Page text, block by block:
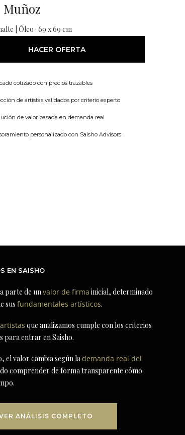
Muñoz
| Óleo · 69 x 69 cm
HACER OFERTA
cotizado con precios trazables
de artistas validados por criterio experto
de valor basada en demanda real
personalizado con Saisho Advisors
EN SAISHO
parte de unvalor de firma inicial, determinado
susfundamentales artísticos.
que analizamos cumple con los criterios
para entrar en Saisho.
el valor cambia según lademanda real del
comprender de forma transparente cómo
ANÁLISIS COMPLETO